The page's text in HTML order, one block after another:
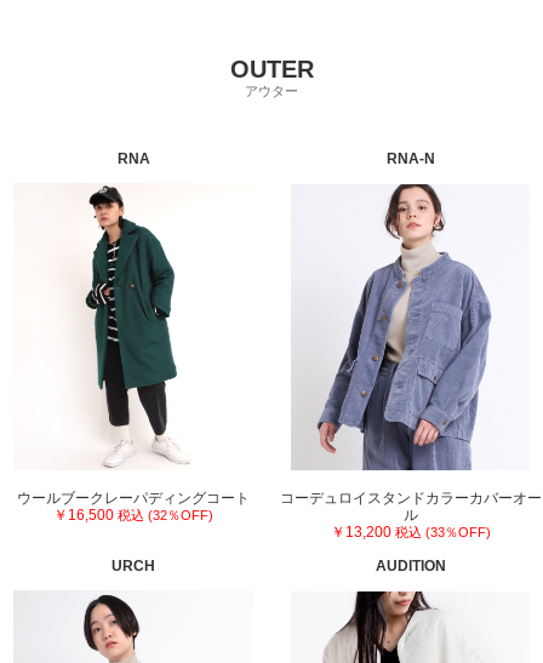
OUTER
アウター
RNA RNA-N
ウールブークレーパディングコート
￥16,500 税込 (32％OFF)
コーデュロイスタンドカラーカバーオー
ル
￥13,200 税込 (33％OFF)
URCH AUDITION